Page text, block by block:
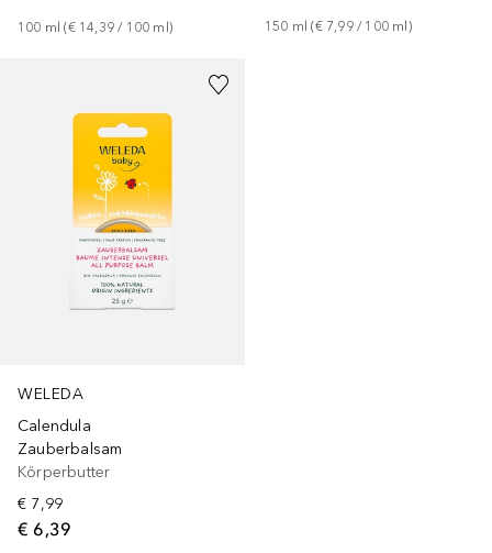
100 ml (€ 14,39 / 100 ml ) 150 ml (€ 7,99 / 100 ml )
WELEDA
Calendula
Zauberbalsam
Körperbutter
€ 7,99
€ 6,39